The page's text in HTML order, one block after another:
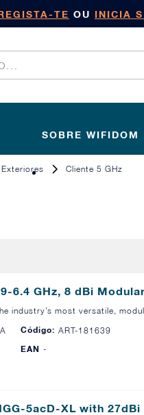
TE OU INICIA
SOBRE WIFIDOM
Cliente 5 GHz
6.4 GHz, 8 dBi
industry’s most versatile,
Código: ART-181639
EAN -
5acD-XL with